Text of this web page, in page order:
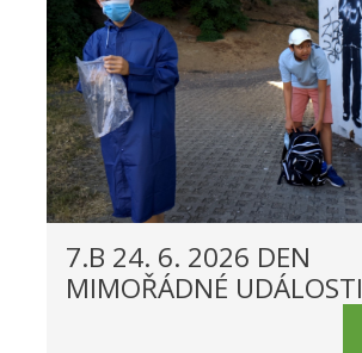
7.B 24. 6. 2026 DEN
MIMOŘÁDNÉ UDÁLOSTI